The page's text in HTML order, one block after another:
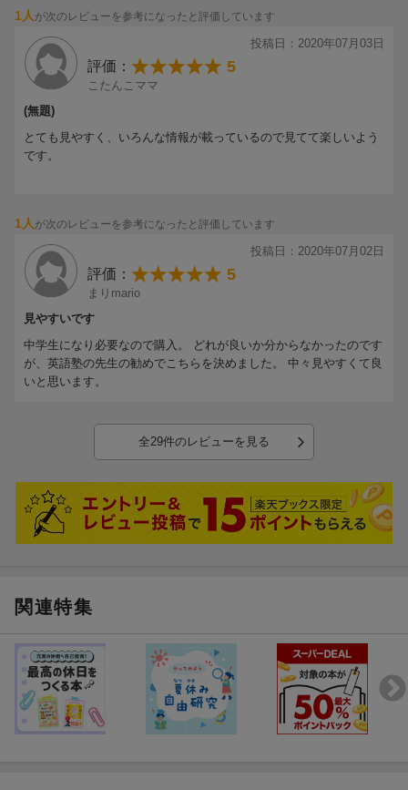
1人が次のレビューを参考になったと評価しています
投稿日：2020年07月03日
評価： 5
こたんこママ
(無題)
とても見やすく、いろんな情報が載っているので見てて楽しいよう
です。
1人が次のレビューを参考になったと評価しています
投稿日：2020年07月02日
評価： 5
まりmario
見やすいです
中学生になり必要なので購入。 どれが良いか分からなかったのです
が、英語塾の先生の勧めでこちらを決めました。 中々見やすくて良
いと思います。
全29件のレビューを見る
関連特集